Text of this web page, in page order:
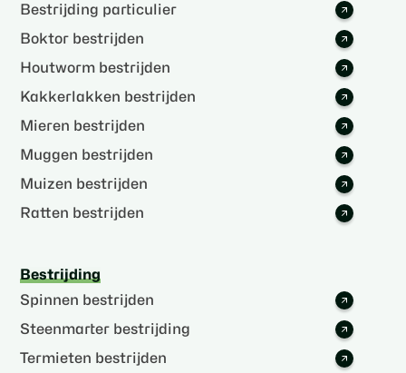
Bestrijding particulier
Boktor bestrijden
Houtworm bestrijden
Kakkerlakken bestrijden
Mieren bestrijden
Muggen bestrijden
Muizen bestrijden
Ratten bestrijden
Bestrijding
Spinnen bestrijden
Steenmarter bestrijding
Termieten bestrijden